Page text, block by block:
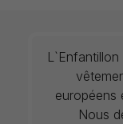
européens
Nous